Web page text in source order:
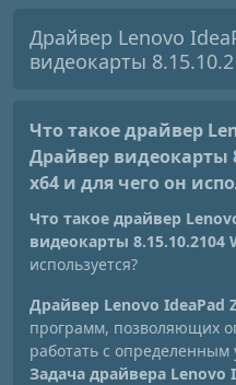
Драйвер Lenovo
видеокарты
Что такое драйвер
Драйвер видеокарты
x64 и для чего он
Что такое драйвер
видеокарты 8.15.10.2104
используется?
Драйвер Lenovo IdeaPad
программ, позволяющих
работать с
Задача драйвера Lenovo